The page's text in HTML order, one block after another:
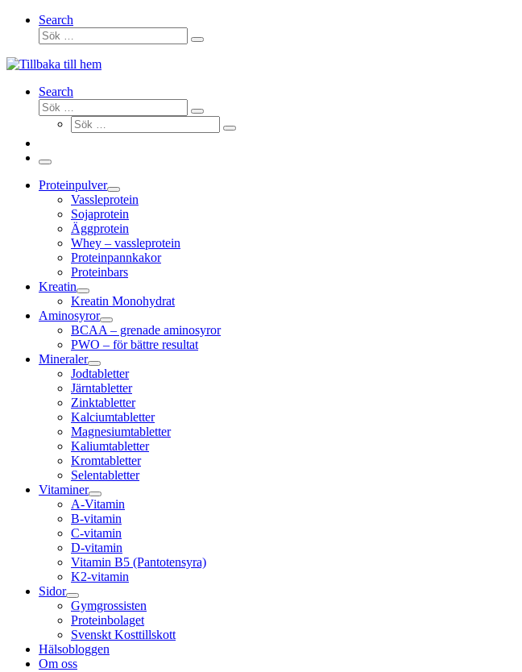
Search
Sök
Sök
Search
Sök
Sök
Sök
Sök
Meny
Proteinpulver
Vassleprotein
Sojaprotein
Äggprotein
Whey – vassleprotein
Proteinpannkakor
Proteinbars
Kreatin
Kreatin Monohydrat
Aminosyror
BCAA – grenade aminosyror
PWO – för bättre resultat
Mineraler
Jodtabletter
Järntabletter
Zinktabletter
Kalciumtabletter
Magnesiumtabletter
Kaliumtabletter
Kromtabletter
Selentabletter
Vitaminer
A-Vitamin
B-vitamin
C-vitamin
D-vitamin
Vitamin B5 (Pantotensyra)
K2-vitamin
Sidor
Gymgrossisten
Proteinbolaget
Svenskt Kosttillskott
Hälsobloggen
Om oss